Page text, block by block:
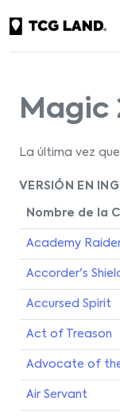
Magic
La última vez
VERSIÓN EN
Nombre de la
Academy
Accorder's
Accursed Spirit
Act of Treason
Advocate of
Air Servant